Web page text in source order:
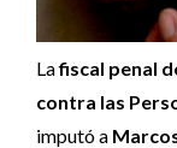
Lafiscal penal
contra las
imputó a